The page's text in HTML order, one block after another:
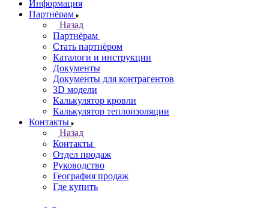
Информация
Партнёрам
Назад
Партнёрам
Стать партнёром
Каталоги и инструкции
Документы
Документы для контрагентов
3D модели
Калькулятор кровли
Калькулятор теплоизоляции
Контакты
Назад
Контакты
Отдел продаж
Руководство
География продаж
Где купить